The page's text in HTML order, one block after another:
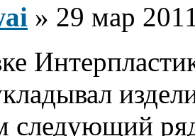
» 29 мар
следующий